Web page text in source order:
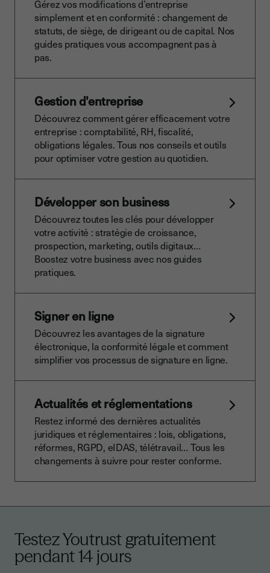
Gérez vos modifications d’entreprise
simplement et en conformité : changement de
statuts, de siège, de dirigeant ou de capital. Nos
guides pratiques vous accompagnent pas à
pas.
Gestion d'entreprise
Découvrez comment gérer efficacement votre
entreprise : comptabilité, RH, fiscalité,
obligations légales. Tous nos conseils et outils
pour optimiser votre gestion au quotidien.
Développer son business
Découvrez toutes les clés pour développer
votre activité : stratégie de croissance,
prospection, marketing, outils digitaux…
Boostez votre business avec nos guides
pratiques.
Signer en ligne
Découvrez les avantages de la signature
électronique, la conformité légale et comment
simplifier vos processus de signature en ligne.
Actualités et réglementations
Restez informé des dernières actualités
juridiques et réglementaires : lois, obligations,
réformes, RGPD, eIDAS, télétravail… Tous les
changements à suivre pour rester conforme.
Testez Youtrust gratuitement
pendant 14 jours